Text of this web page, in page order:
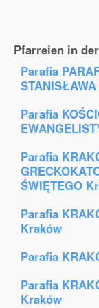
Pfarreien in
Parafia
Parafia
Parafia
ŚWIĘTEGO
Parafia
Kraków
Parafia
Parafia
Kraków